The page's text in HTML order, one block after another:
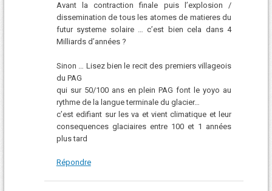
Avant la contraction finale puis l’explosion /
dissemination de tous les atomes de matieres du
futur systeme solaire … c’est bien cela dans 4
Milliards d’années ?
Sinon … Lisez bien le recit des premiers villageois
du PAG
qui sur 50/100 ans en plein PAG font le yoyo au
rythme de la langue terminale du glacier…
c’est edifiant sur les va et vient climatique et leur
consequences glaciaires entre 100 et 1 années
plus tard
Répondre